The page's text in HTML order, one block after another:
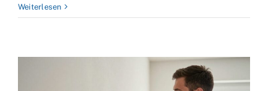
Weiterlesen